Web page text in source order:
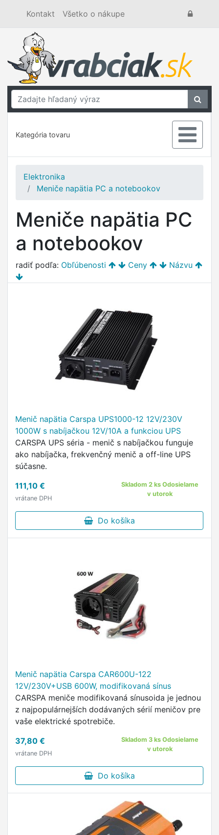
Kontakt Všetko o nákupe
Kategória tovaru
Elektronika
Meniče napätia PC a notebookov
Meniče napätia PC
a notebookov
radiť podľa: Obľúbenosti Ceny Názvu
Menič napätia Carspa UPS1000-12 12V/230V
1000W s nabíjačkou 12V/10A a funkciou UPS
CARSPA UPS séria - menič s nabíjačkou funguje
ako nabíjačka, frekvenčný menič a off-line UPS
súčasne.
111,10 €
vrátane DPH
Skladom 2 ks Odosielame
v utorok
Do košíka
Menič napätia Carspa CAR600U-122
12V/230V+USB 600W, modifikovaná sínus
CARSPA meniče modifikovaná sínusoida je jednou
z najpopulárnejších dodávaných sérií meničov pre
vaše elektrické spotrebiče.
37,80 €
vrátane DPH
Skladom 3 ks Odosielame
v utorok
Do košíka